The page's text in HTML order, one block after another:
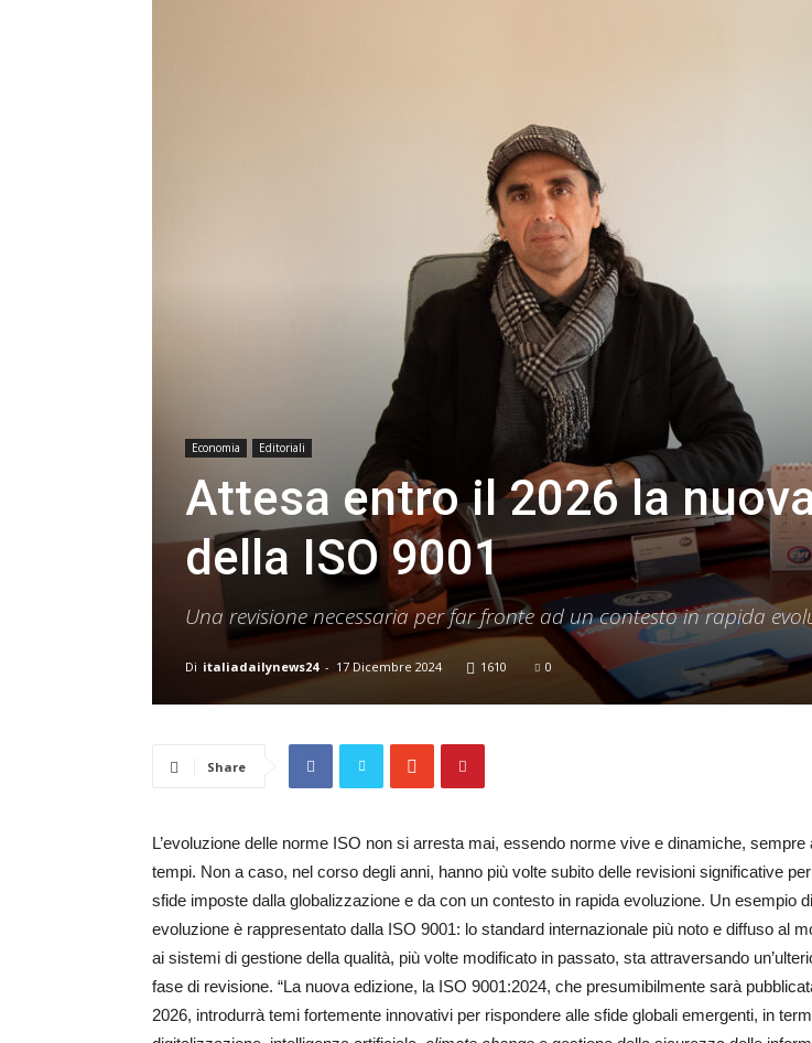
24
Economia Editoriali
Attesa entro il 2026 la
della ISO 9001
Una revisione necessaria per far fronte ad un contesto in rapida
Di italiadailynews24 - 17 Dicembre 2024 1610 0
Share
L’evoluzione delle norme ISO non si arresta mai, essendo norme vive e dinamiche, sempre
tempi. Non a caso, nel corso degli anni, hanno più volte subito delle revisioni significative
sfide imposte dalla globalizzazione e da con un contesto in rapida evoluzione. Un esempio
evoluzione è rappresentato dalla ISO 9001: lo standard internazionale più noto e diffuso al
ai sistemi di gestione della qualità, più volte modificato in passato, sta attraversando
fase di revisione. “La nuova edizione, la ISO 9001:2024, che presumibilmente sarà
2026, introdurrà temi fortemente innovativi per rispondere alle sfide globali emergenti, in